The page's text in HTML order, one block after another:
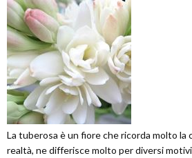
La tuberosa è un fiore che ricorda molto la
realtà, ne differisce molto per diversi